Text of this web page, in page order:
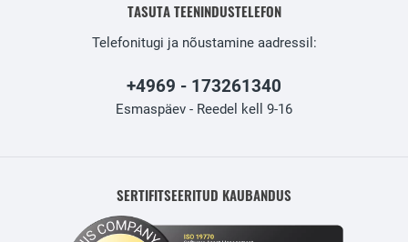
TASUTA TEENINDUSTELEFON
Telefonitugi ja nõustamine aadressil:
+4969 - 173261340
Esmaspäev - Reedel kell 9-16
SERTIFITSEERITUD KAUBANDUS